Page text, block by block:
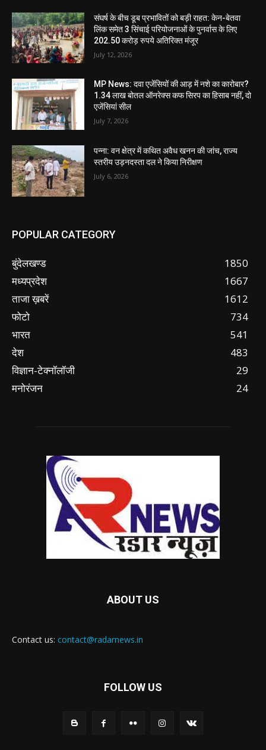
संघर्ष के बीच डूब प्रभावितों को बड़ी राहत: केन-बेतवा
लिंक समेत 3 सिंचाई परियोजनाओं के पुनर्वास के लिए
202.50 करोड़ रुपये अतिरिक्त मंजूर
July 12, 2026
MP News: दवा एजेंसियों की आड़ में नशे का कारोबार?
1.34 लाख बोतल ऑनरेक्स कफ सिरप का हिसाब नहीं, दो
एजेंसियां सील
July 7, 2026
पन्ना: वन क्षेत्र में कथित अवैध खनन की जांच, राज्य
स्तरीय उड़नदस्ता दल ने किया निरीक्षण
July 6, 2026
POPULAR CATEGORY
बुंदेलखण्ड
1850
मध्यप्रदेश
1667
ताजा ख़बरें
1612
फोटो
734
भारत
541
देश
483
विज्ञान-टेक्नॉलॉजी
29
मनोरंजन
24
ABOUT US
Contact us: contact@radarnews.in
FOLLOW US